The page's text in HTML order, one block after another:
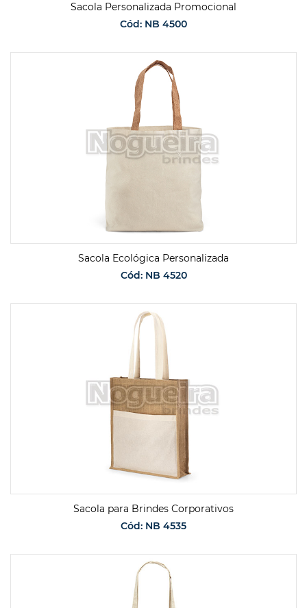
Sacola Personalizada Promocional
Cód: NB 4500
SOLICITAR ORÇAMENTO
Sacola Ecológica Personalizada
Cód: NB 4520
SOLICITAR ORÇAMENTO
Sacola para Brindes Corporativos
Cód: NB 4535
SOLICITAR ORÇAMENTO